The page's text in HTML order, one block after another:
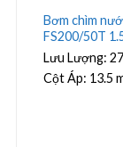
Bơm chìm
FS200/50T
Lưu Lượng:
Cột Áp: 13.5